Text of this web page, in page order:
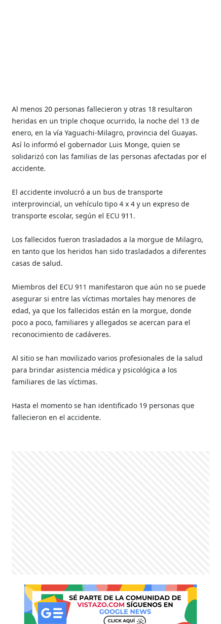
Al menos 20 personas fallecieron y otras 18 resultaron
heridas en un triple choque ocurrido, la noche del 13 de
enero, en la vía Yaguachi-Milagro, provincia del Guayas.
Así lo informó el gobernador Luis Monge, quien se
solidarizó con las familias de las personas afectadas por el
accidente.
El accidente involucró a un bus de transporte
interprovincial, un vehículo tipo 4 x 4 y un expreso de
transporte escolar, según el ECU 911.
Los fallecidos fueron trasladados a la morgue de Milagro,
en tanto que los heridos han sido trasladados a diferentes
casas de salud.
Miembros del ECU 911 manifestaron que aún no se puede
asegurar si entre las víctimas mortales hay menores de
edad, ya que los fallecidos están en la morgue, donde
poco a poco, familiares y allegados se acercan para el
reconocimiento de cadáveres.
Al sitio se han movilizado varios profesionales de la salud
para brindar asistencia médica y psicológica a los
familiares de las víctimas.
Hasta el momento se han identificado 19 personas que
fallecieron en el accidente.